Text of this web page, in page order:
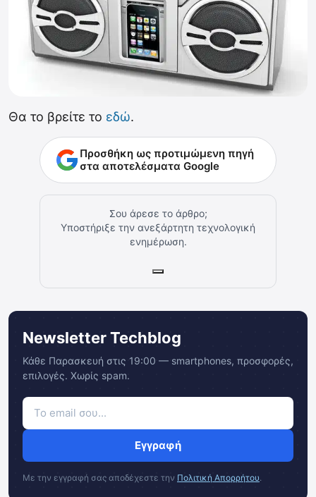
Θα το βρείτε το εδώ.
Προσθήκη ως προτιμώμενη πηγή
στα αποτελέσματα Google
Σου άρεσε το άρθρο;
Υποστήριξε την ανεξάρτητη τεχνολογική
ενημέρωση.
Newsletter Techblog
Κάθε Παρασκευή στις 19:00 — smartphones, προσφορές,
επιλογές. Χωρίς spam.
Εγγραφή
Με την εγγραφή σας αποδέχεστε την Πολιτική Απορρήτου.